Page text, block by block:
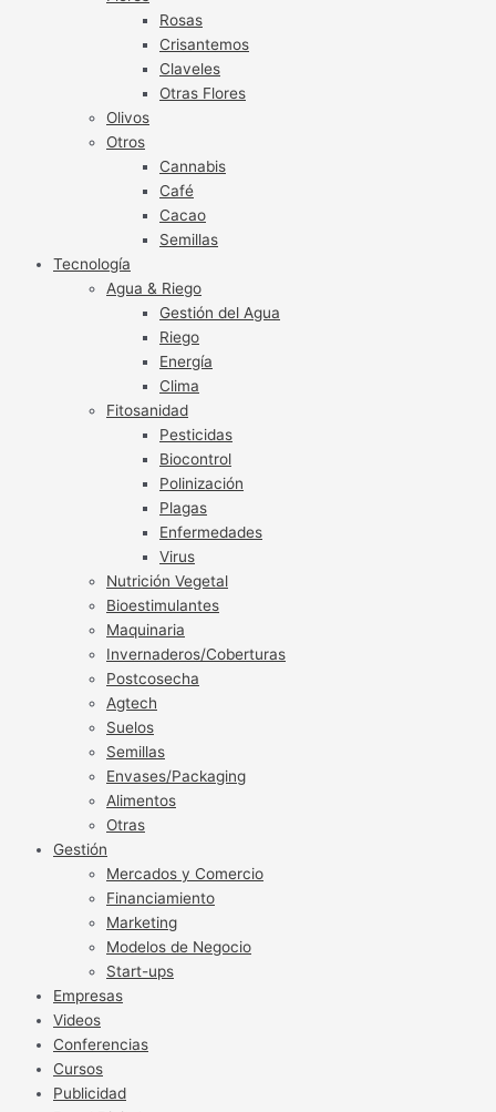
Rosas
Crisantemos
Claveles
Otras Flores
Olivos
Otros
Cannabis
Café
Cacao
Semillas
Tecnología
Agua & Riego
Gestión del Agua
Riego
Energía
Clima
Fitosanidad
Pesticidas
Biocontrol
Polinización
Plagas
Enfermedades
Virus
Nutrición Vegetal
Bioestimulantes
Maquinaria
Invernaderos/Coberturas
Postcosecha
Agtech
Suelos
Semillas
Envases/Packaging
Alimentos
Otras
Gestión
Mercados y Comercio
Financiamiento
Marketing
Modelos de Negocio
Start-ups
Empresas
Videos
Conferencias
Cursos
Publicidad